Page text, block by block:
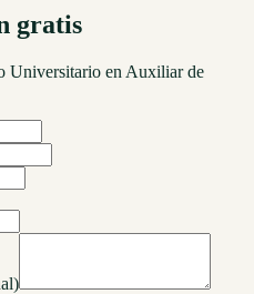
gratis
Universitario en Auxiliar de